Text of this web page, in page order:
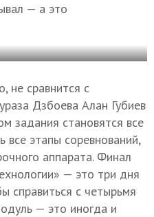
— а это
не сравнится с
Дзбоева Алан Губиев
задания становятся все
этапы соревнований,
аппарата. Финал
— это три дня
справиться с четырьмя
— это иногда и